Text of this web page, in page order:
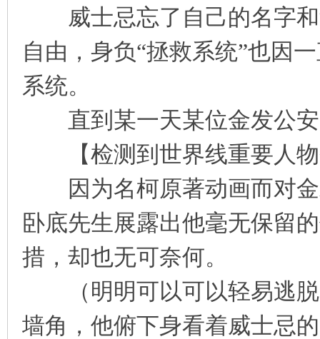
威士忌忘了自己的名字和
自由，身负“拯救系统”也因
系统。
直到某一天某位金发公安
【检测到世界线重要人
因为名柯原著动画而对金
卧底先生展露出他毫无保留
措，却也无可奈何。
（明明可以可以轻易逃脱
墙角，他俯下身看着威士忌